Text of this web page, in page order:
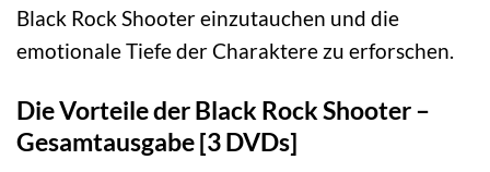
Black Rock Shooter einzutauchen und die
emotionale Tiefe der Charaktere zu erforschen.
Die Vorteile der Black Rock Shooter –
Gesamtausgabe [3 DVDs]